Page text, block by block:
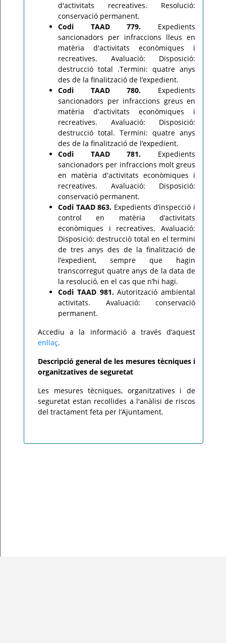
d'activitats recreatives. Resolució:
conservació permanent.
Codi TAAD 779. Expedients
sancionadors per infraccions lleus en
matèria d'activitats econòmiques i
recreatives. Avaluació: Disposició:
destrucció total .Termini: quatre anys
des de la finalització de l’expedient.
Codi TAAD 780. Expedients
sancionadors per infraccions greus en
matèria d'activitats econòmiques i
recreatives. Avaluació: Disposició:
destrucció total. Termini: quatre anys
des de la finalització de l’expedient.
Codi TAAD 781. Expedients
sancionadors per infraccions molt greus
en matèria d'activitats econòmiques i
recreatives. Avaluació: Disposició:
conservació permanent.
Codi TAAD 863. Expedients d’inspecció i
control en matèria d’activitats
econòmiques i recreatives. Avaluació:
Disposició: destrucció total en el termini
de tres anys des de la finalització de
l’expedient, sempre que hagin
transcorregut quatre anys de la data de
la resolució, en el cas que n’hi hagi.
Codi TAAD 981.Autorització ambiental
activitats. Avaluació: conservació
permanent.
Accediu a la informació a través d’aquest
enllaç.
Descripció general de les mesures tècniques i
organitzatives de seguretat
Les mesures tècniques, organitzatives i de
seguretat estan recollides a l'anàlisi de riscos
del tractament feta per l’Ajuntament.